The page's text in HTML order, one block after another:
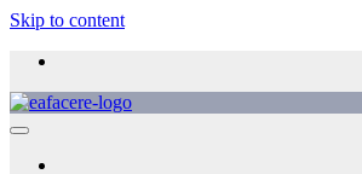
Skip to content